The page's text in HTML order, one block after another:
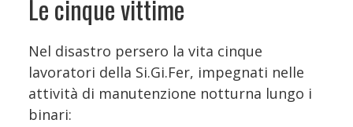
Le cinque vittime
Nel disastro persero la vita cinque
lavoratori della Si.Gi.Fer, impegnati nelle
attività di manutenzione notturna lungo i
binari: